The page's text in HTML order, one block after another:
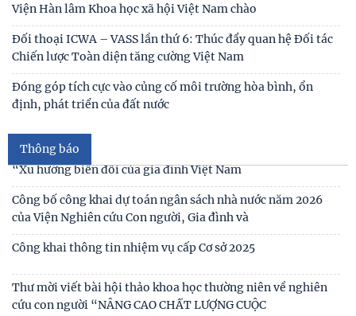
Viện Hàn lâm Khoa học xã hội Việt Nam chào
Đối thoại ICWA – VASS lần thứ 6: Thúc đẩy quan hệ Đối tác
Chiến lược Toàn diện tăng cường Việt Nam
Đóng góp tích cực vào củng cố môi trường hòa bình, ổn
định, phát triển của đất nước
Thông báo
Thư cảm ơn
Thư mời viết bài tham gia Hội thảo khoa học “Chăm sóc,
giáo dục trẻ em trong kỷ nguyên số”
Thư mời viết bài Hội thảo khoa học quốc tế “Gia đình Châu
Thư mời viết báo cáo tham luận Hội thảo khoa học quốc gia
“Xu hướng biến đổi của gia đình Việt Nam
Công bố công khai dự toán ngân sách nhà nước năm 2026
của Viện Nghiên cứu Con người, Gia đình và
Công khai thông tin nhiệm vụ cấp Cơ sở 2025
Thư mời viết bài hội thảo khoa học thường niên về nghiên
cứu con người “NÂNG CAO CHẤT LƯỢNG CUỘC